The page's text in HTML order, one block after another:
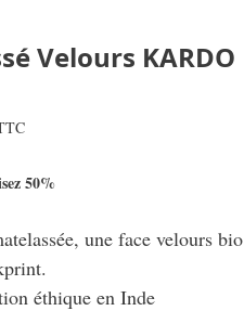
Velours KARDO
50%
une face velours bio
éthique en Inde